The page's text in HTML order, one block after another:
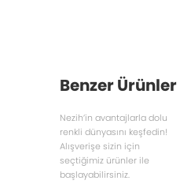
Benzer Ürünler
Nezih’in avantajlarla dolu
renkli dünyasını keşfedin!
Alışverişe sizin için
seçtiğimiz ürünler ile
başlayabilirsiniz.